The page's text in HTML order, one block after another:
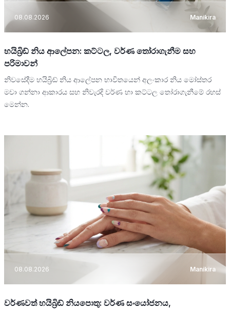
08.08.2026 Manikira
හයිබ්‍රිඩ් නිය ආලේපන: කට්ටල, වර්ණ තෝරාගැනීම සහ
පරිමාවන්
නිවසේදීම හයිබ්‍රිඩ් නිය ආලේපන භාවිතයෙන් අලංකාර නිය මෝස්තර
මවා ගන්නා ආකාරය සහ නිවැරදි වර්ණ හා කට්ටල තෝරාගැනීමේ රහස්
මෙන්න.
08.08.2026 Manikira
වර්ණවත් හයිබ්‍රිඩ් නියපොතු: වර්ණ සංයෝජනය,